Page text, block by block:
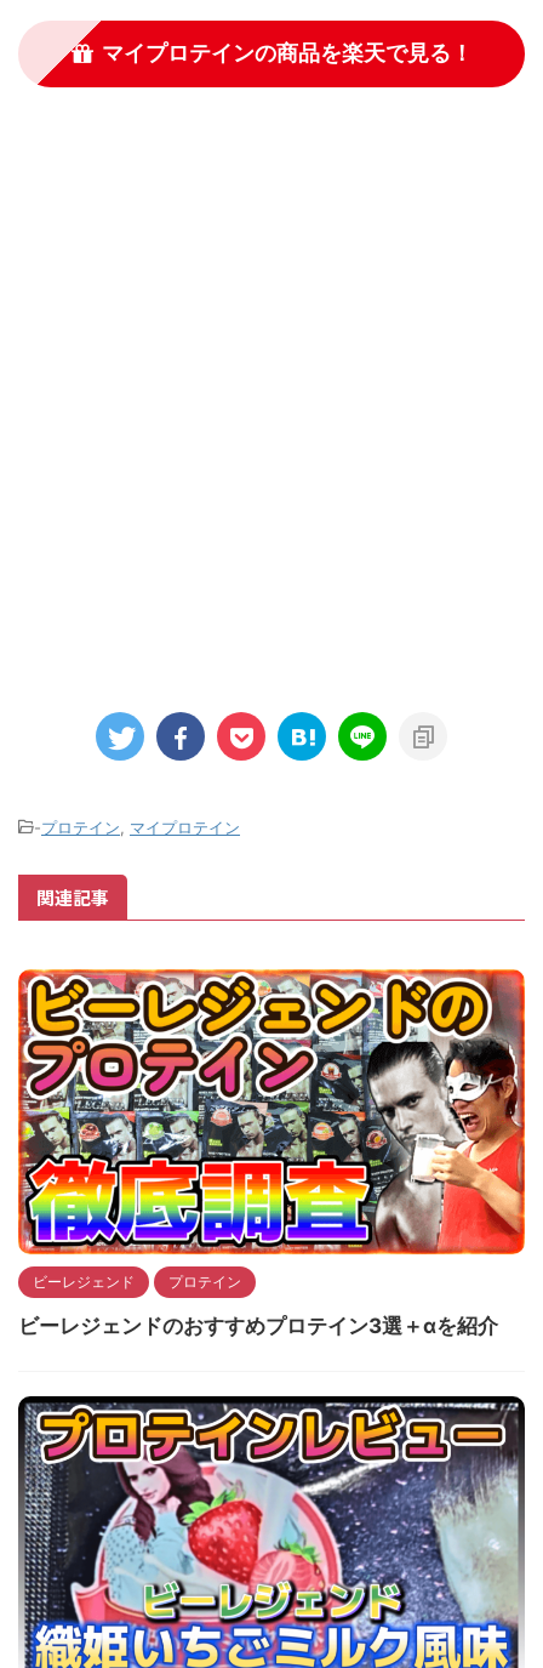
マイプロテインの商品を楽天で見る！
-プロテイン マイプロテイン
関連記事
ビーレジェンド プロテイン
ビーレジェンドのおすすめプロテイン3選＋αを紹介